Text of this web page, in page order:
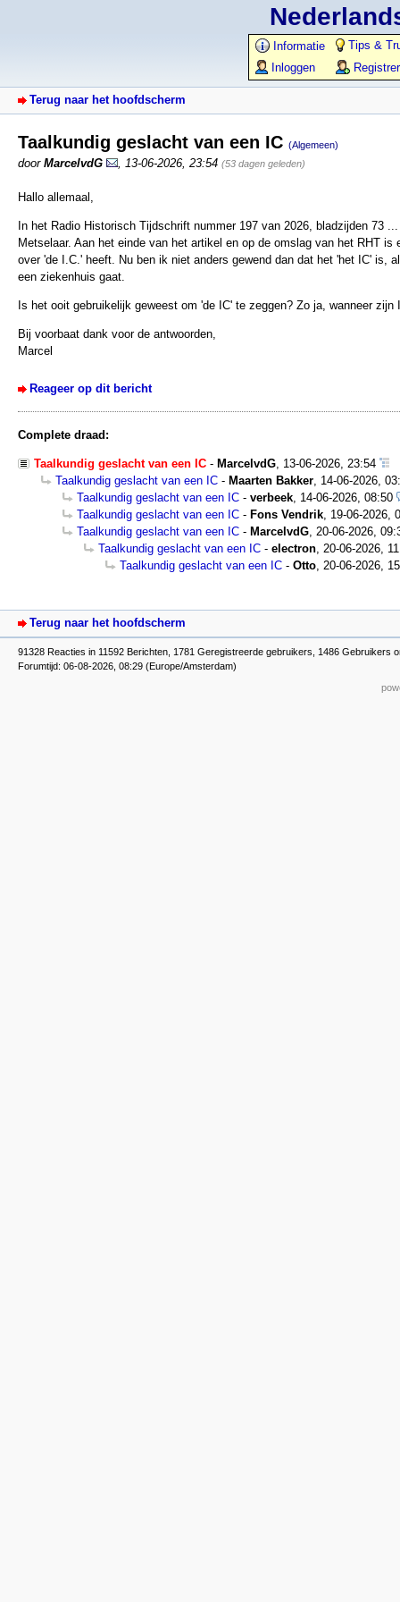
Informatie
Tips &
Inloggen
Terug naar het hoofdscherm
Taalkundig geslacht van een IC (Algemeen)
door MarcelvdG 13-06-2026, 23:54 (53 dagen geleden)
Hallo allemaal,
In het Radio Historisch Tijdschrift nummer 197 van 2026, bladzijden 73
Metselaar. Aan het einde van het artikel en op de omslag van het RHT
over 'de I.C.' heeft. Nu ben ik niet anders gewend dan dat het 'het IC' is,
een ziekenhuis gaat.
Is het ooit gebruikelijk geweest om 'de IC' te zeggen? Zo ja, wanneer
Bij voorbaat dank voor de antwoorden,
Marcel
Reageer op dit bericht
Complete draad:
Taalkundig geslacht van een IC - MarcelvdG, 13-06-2026, 23:54
Taalkundig geslacht van een IC - Maarten Bakker, 14-06-2026,
Taalkundig geslacht van een IC - verbeek, 14-06-2026, 08:50
Taalkundig geslacht van een IC - Fons Vendrik, 19-06-2026,
Taalkundig geslacht van een IC - MarcelvdG, 20-06-2026,
Taalkundig geslacht van een IC - electron, 20-06-2026,
Taalkundig geslacht van een IC - Otto, 20-06-2026,
Terug naar het hoofdscherm
91328 Reacties in 11592 Berichten, 1781 Geregistreerde gebruikers, 1486 Gebruikers
Forumtijd: 06-08-2026, 08:29 (Europe/Amsterdam)